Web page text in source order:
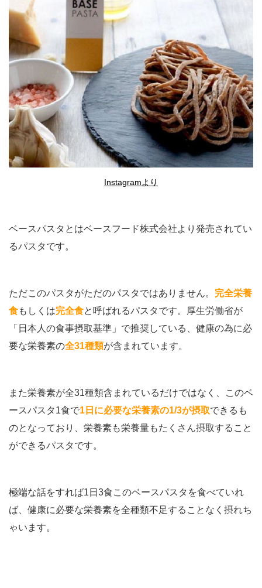
Instagramより
ベースパスタとはベースフード株式会社より発売されてい
るパスタです。
ただこのパスタがただのパスタではありません。 完全栄養
食もしくは完全食と呼ばれるパスタです。厚生労働省が
「日本人の食事摂取基準」で推奨している、健康の為に必
要な栄養素の全31種類が含まれています。
また栄養素が全31種類含まれているだけではなく、このベ
ースパスタ1食で1日に必要な栄養素の1/3が摂取できるも
のとなっており、栄養素も栄養量もたくさん摂取すること
ができるパスタです。
極端な話をすれば1日3食このベースパスタを食べていれ
ば、健康に必要な栄養素を全種類不足することなく摂れち
ゃいます。